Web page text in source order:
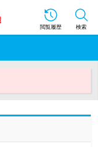
閲覧履歴 検索